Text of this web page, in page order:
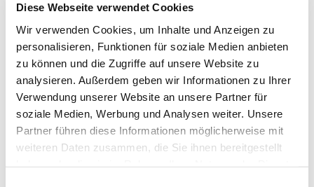
Diese Webseite verwendet Cookies
Wir verwenden Cookies, um Inhalte und Anzeigen zu
personalisieren, Funktionen für soziale Medien anbieten
zu können und die Zugriffe auf unsere Website zu
analysieren. Außerdem geben wir Informationen zu Ihrer
Verwendung unserer Website an unsere Partner für
soziale Medien, Werbung und Analysen weiter. Unsere
Partner führen diese Informationen möglicherweise mit
weiteren Daten zusammen, die Sie ihnen bereitgestellt
Dies könnte Sie auch
interessieren